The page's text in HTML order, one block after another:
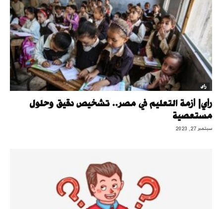
رأى
رأي| أزمة التعليم في مصر.. تشخيص دقيق وحلول
مستعصية
سبتمبر 27, 2023